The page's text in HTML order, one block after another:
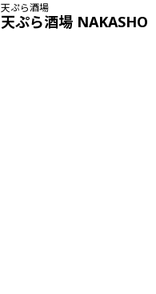
天ぷら酒場
天ぷら酒場 NAKASHO